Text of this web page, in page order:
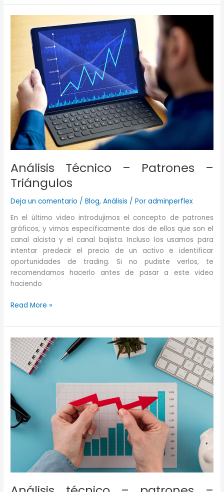
–
indicadores
generalidades
Análisis Técnico – Patrones –
Triángulos
Deja un comentario /Blog,Análisis / Poradminperflex
En el último video introdujimos el concepto de patrones
gráficos, y vimos específicamente dos de ellos que son el
canal alcista y el canal bajista. Incluso los usamos para
intentar predecir el precio de un activo e identificar
oportunidades de trading. Si no pudiste verlos, te
recomendamos hacerlo antes de pasar a este video
haciendo
Análisis
–
Patrones
–
Triángulos
Read More »